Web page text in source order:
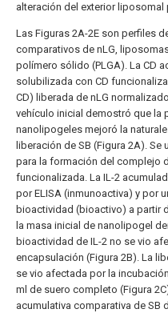
alteración del exterior liposomal
Las Figuras 2A-2E son perfiles
comparativos de nLG,
polímero sólido (PLGA). La CD
solubilizada con CD
CD) liberada de nLG
vehículo inicial demostró que la
nanolipogeles mejoró la
liberación de SB (Figura 2A).
para la formación del complejo
funcionalizada. La IL-2
por ELISA (inmunoactiva) y por
bioactividad (bioactivo) a partir
la masa inicial de nanolipogel
bioactividad de IL-2 no se vio
encapsulación (Figura 2B). La
se vio afectada por la
ml de suero completo (Figura
acumulativa comparativa de SB